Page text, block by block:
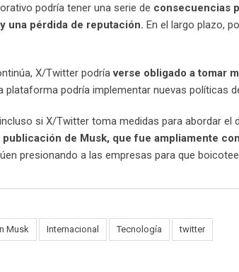
podría tener una serie de consecuencias
una pérdida de reputación. En el largo plazo,
X/Twitter podríaverse obligado a tomar
plataforma podría implementar nuevas políticas
si X/Twitter toma medidas para abordar
de Musk, que fue ampliamente
presionando a las empresas para que
Musk Internacional Tecnología twitter